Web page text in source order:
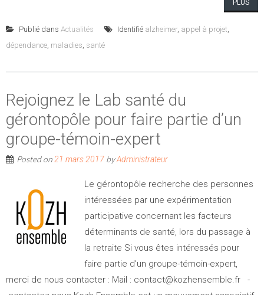
PLUS
Publié dans Actualités Identifié alzheimer, appel à projet,
dépendance, maladies, santé
Rejoignez le Lab santé du
gérontopôle pour faire partie d’un
groupe-témoin-expert
Posted on21 mars 2017 byAdministrateur
Le gérontopôle recherche des personnes
intéressées par une expérimentation
participative concernant les facteurs
déterminants de santé, lors du passage à
la retraite Si vous êtes intéressés pour
faire partie d’un groupe-témoin-expert,
merci de nous contacter : Mail : contact@kozhensemble.fr -